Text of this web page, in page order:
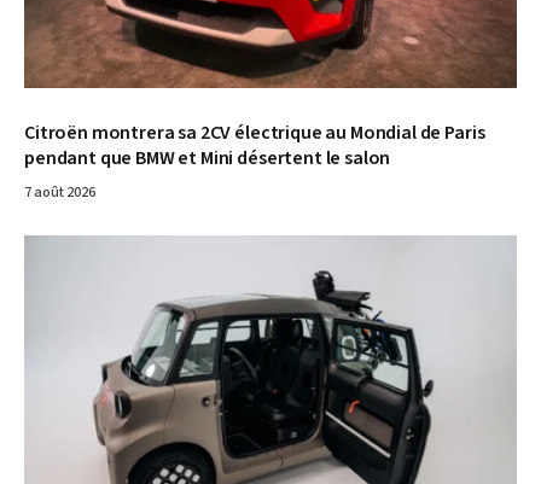
Citroën montrera sa 2CV électrique au Mondial de Paris
pendant que BMW et Mini désertent le salon
7 août 2026